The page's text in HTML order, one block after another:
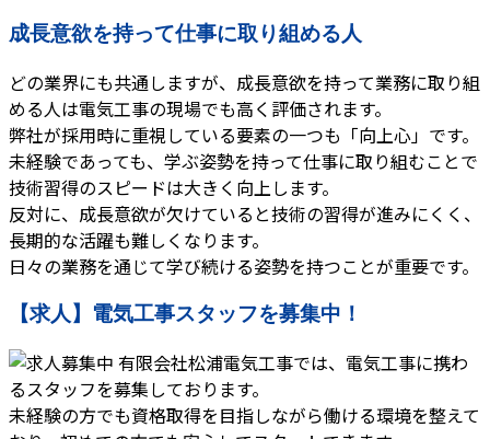
成長意欲を持って仕事に取り組める人
どの業界にも共通しますが、成長意欲を持って業務に取り組
める人は電気工事の現場でも高く評価されます。
弊社が採用時に重視している要素の一つも「向上心」です。
未経験であっても、学ぶ姿勢を持って仕事に取り組むことで
技術習得のスピードは大きく向上します。
反対に、成長意欲が欠けていると技術の習得が進みにくく、
長期的な活躍も難しくなります。
日々の業務を通じて学び続ける姿勢を持つことが重要です。
【求人】電気工事スタッフを募集中！
有限会社松浦電気工事では、電気工事に携わ
るスタッフを募集しております。
未経験の方でも資格取得を目指しながら働ける環境を整えて